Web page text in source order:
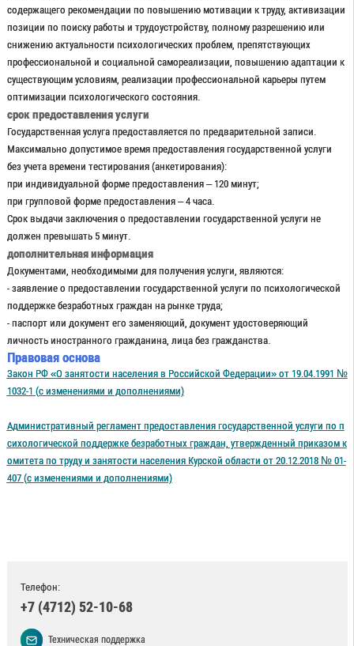
содержащего рекомендации по повышению мотивации к труду, активизации
позиции по поиску работы и трудоустройству, полному разрешению или
снижению актуальности психологических проблем, препятствующих
профессиональной и социальной самореализации, повышению адаптации к
существующим условиям, реализации профессиональной карьеры путем
оптимизации психологического состояния.
срок предоставления услуги
Государственная услуга предоставляется по предварительной записи.
Максимально допустимое время предоставления государственной услуги
без учета времени тестирования (анкетирования):
при индивидуальной форме предоставления – 120 минут;
при групповой форме предоставления – 4 часа.
Срок выдачи заключения о предоставлении государственной услуги не
должен превышать 5 минут.
дополнительная информация
Документами, необходимыми для получения услуги, являются:
- заявление о предоставлении государственной услуги по психологической
поддержке безработных граждан на рынке труда;
- паспорт или документ его заменяющий, документ удостоверяющий
личность иностранного гражданина, лица без гражданства.
Правовая основа
Закон РФ «О занятости населения в Российской Федерации» от 19.04.1991 №
1032-1 (с изменениями и дополнениями)
Административный регламент предоставления государственной услуги по п
сихологической поддержке безработных граждан, утвержденный приказом к
омитета по труду и занятости населения Курской области от 20.12.2018 № 01-
407 (с изменениями и дополнениями)
Телефон:
+7 (4712) 52-10-68
Техническая поддержка